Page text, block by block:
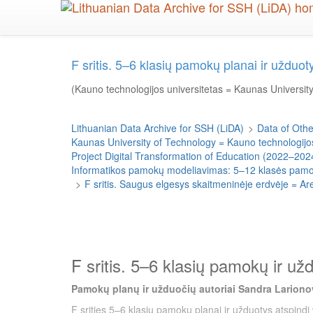
F sritis. 5–6 klasių pamokų planai ir
(Kauno technologijos universitetas = Kaunas
Lithuanian Data Archive for SSH (LiDA) > Data of
Kaunas University of Technology = Kauno
Project Digital Transformation of Education
Informatikos pamokų modeliavimas: 5–12 klasės
> F sritis. Saugus elgesys skaitmeninėje erdvėje =
F sritis. 5–6 klasių pamokų ir
Pamokų planų ir užduočių autoriai Sandra
F srities 5–6 klasių pamokų planai ir užduotys